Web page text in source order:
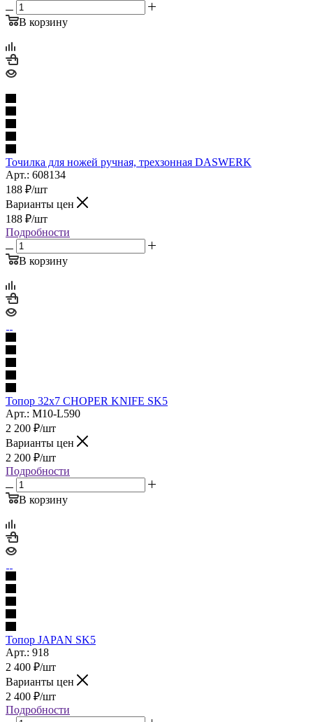
В корзину
Точилка для ножей ручная, трехзонная DASWERK
Арт.: 608134
188 ₽/шт
Варианты цен
188 ₽/шт
Подробности
В корзину
Топор 32х7 CHOPER KNIFE SK5
Арт.: M10-L590
2 200 ₽/шт
Варианты цен
2 200 ₽/шт
Подробности
В корзину
Топор JAPAN SK5
Арт.: 918
2 400 ₽/шт
Варианты цен
2 400 ₽/шт
Подробности